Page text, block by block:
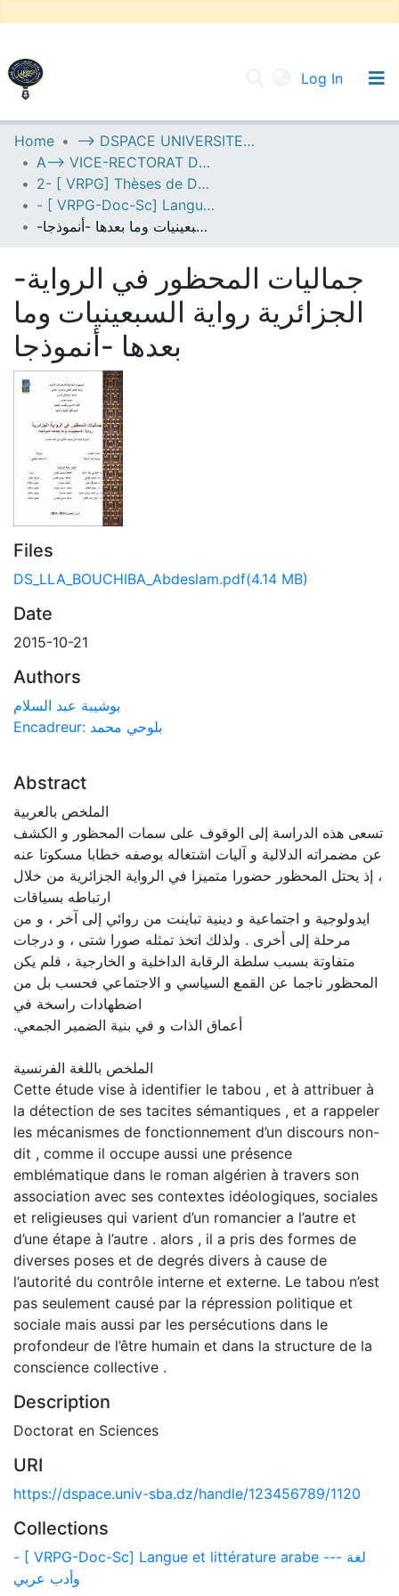
Log In
UNIVERSITY OF D.L SIDI BEL ABBES
Communities & Collections
All of DSpace
Statistics
Home
--> DSPACE UNIVERSITE DJILALLI LIABES DE SIDI BEL ABBES
A--> VICE-RECTORAT DE LA POST-GRADUATION
2- [ VRPG] Thèses de Doctorat en Sciences
- [ VRPG-Doc-Sc] Langue et littérature arabe --- لغة وأدب عربي
-جماليات المحظور في الرواية الجزائرية رواية السبعينيات وما بعدها -أنموذجا
-جماليات المحظور في الرواية
الجزائرية رواية السبعينيات وما
بعدها -أنموذجا
Files
DS_LLA_BOUCHIBA_Abdeslam.pdf(4.14 MB)
Date
2015-10-21
Authors
بوشيبة عبد السلام
Encadreur: بلوحي محمد
Abstract
الملخص بالعربية
تسعى هذه الدراسة إلى الوقوف على سمات المحظور و الكشف
عن مضمراته الدلالية و آليات اشتغاله بوصفه خطابا مسكوتا عنه
، إذ يحتل المحظور حضورا متميزا في الرواية الجزائرية من خلال
ارتباطه بسياقات
ايدولوجية و اجتماعية و دينية تباينت من روائي إلى آخر ، و من
مرحلة إلى أخرى . ولذلك اتخذ تمثله صورا شتى ، و درجات
متفاوتة بسبب سلطة الرقابة الداخلية و الخارجية ، فلم يكن
المحظور ناجما عن القمع السياسي و الاجتماعي فحسب بل من
اضطهادات راسخة في
.أعماق الذات و في بنية الضمير الجمعي
الملخص باللغة الفرنسية
Cette étude vise à identifier le tabou , et à attribuer à
la détection de ses tacites sémantiques , et a rappeler
les mécanismes de fonctionnement d’un discours non-
dit , comme il occupe aussi une présence
emblématique dans le roman algérien à travers son
association avec ses contextes idéologiques, sociales
et religieuses qui varient d’un romancier a l’autre et
d’une étape à l’autre . alors , il a pris des formes de
diverses poses et de degrés divers à cause de
l’autorité du contrôle interne et externe. Le tabou n’est
pas seulement causé par la répression politique et
sociale mais aussi par les persécutions dans le
profondeur de l’être humain et dans la structure de la
conscience collective .
Description
Doctorat en Sciences
URI
https://dspace.univ-sba.dz/handle/123456789/1120
Collections
- [ VRPG-Doc-Sc] Langue et littérature arabe --- لغة
وأدب عربي